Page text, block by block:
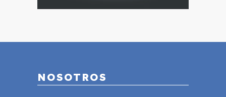
NOSOTROS